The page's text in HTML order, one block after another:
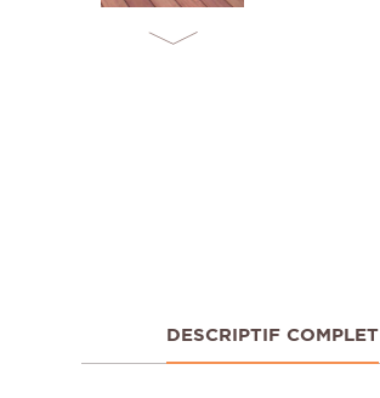
DESCRIPTIF COMPLET